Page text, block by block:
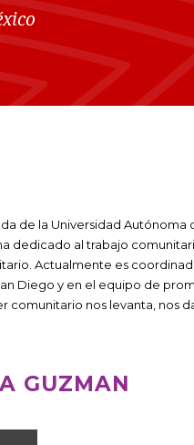
de la Universidad Autónoma
dedicado al trabajo
Actualmente es
Diego y en el equipo de
comunitario nos levanta, nos
GUZMAN